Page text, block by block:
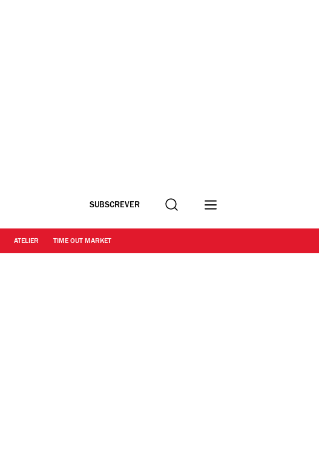
SUBSCREVER Procurar
ATELIER TIME OUT MARKET